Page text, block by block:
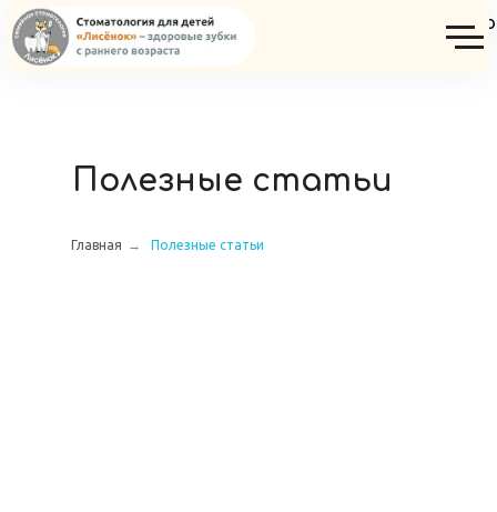
Консультация ортодонта детского
Полезные статьи
Главная → Полезные статьи